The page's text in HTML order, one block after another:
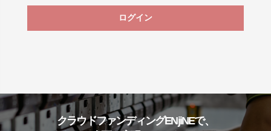
ログイン
クラウドファンディングENjiNEで、